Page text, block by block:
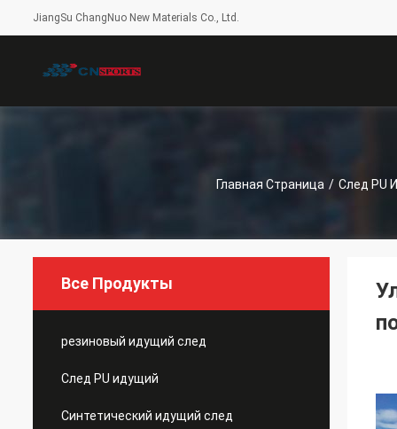
JiangSu ChangNuo New Materials Co., Ltd.
Главная Страница / След PU
Все Продукты
резиновый идущий след
След PU идущий
Синтетический идущий след